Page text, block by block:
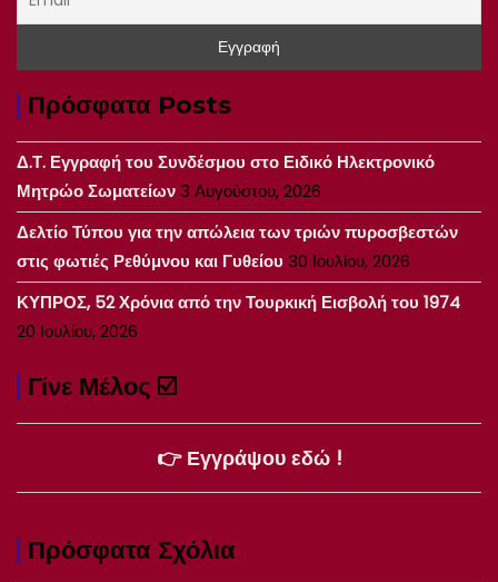
Πρόσφατα Posts
Δ.Τ. Εγγραφή του Συνδέσμου στο Ειδικό Ηλεκτρονικό
Μητρώο Σωματείων3 Αυγούστου, 2026
Δελτίο Τύπου για την απώλεια των τριών πυροσβεστών
στις φωτιές Ρεθύμνου και Γυθείου 30 Ιουλίου, 2026
ΚΥΠΡΟΣ, 52 Χρόνια από την Τουρκική Εισβολή του 1974
20 Ιουλίου, 2026
Γίνε Μέλος ☑️
👉 Εγγράψου εδώ !
Πρόσφατα Σχόλια